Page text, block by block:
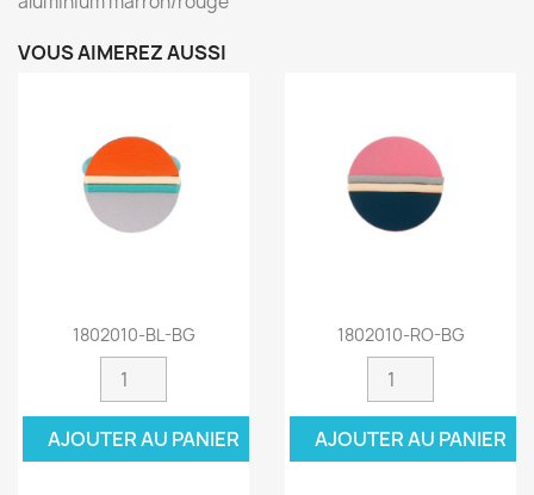
VOUS AIMEREZ AUSSI
1802010-BL-BG
AJOUTER AU PANIER
1802010-RO-BG
AJOUTER AU PANIER